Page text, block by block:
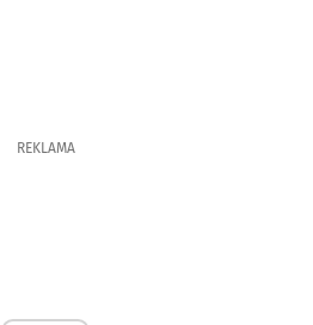
REKLAMA